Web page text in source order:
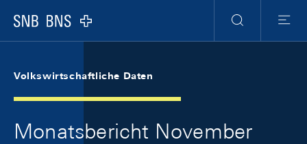
Logo
Suche
Menu
Volkswirtschaftliche Daten
Monatsbericht November